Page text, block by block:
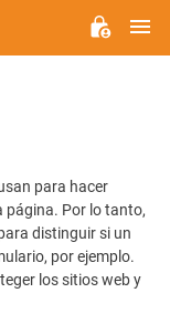
para hacer
Por lo tanto,
distinguir si un
por ejemplo.
los sitios web y